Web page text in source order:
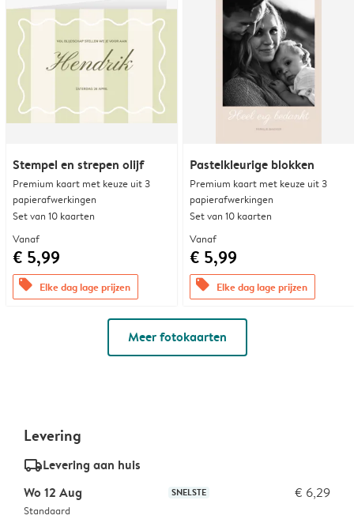
Stempel en strepen olijf
Premium kaart met keuze uit 3
papierafwerkingen
Set van 10 kaarten
Vanaf
€ 5,99
offers Elke dag lage prijzen
Pastelkleurige blokken
Premium kaart met keuze uit 3
papierafwerkingen
Set van 10 kaarten
Vanaf
€ 5,99
offers Elke dag lage prijzen
Meer fotokaarten
Levering
delivery_standard_v2Levering aan huis
Wo 12 Aug
SNELSTE € 6,29
Standaard